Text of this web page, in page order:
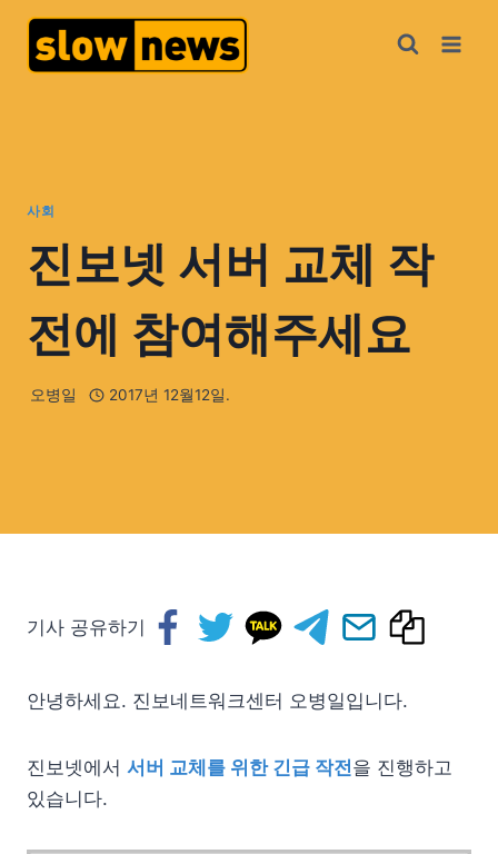
사회
진보넷 서버 교체 작
전에 참여해주세요
오병일 2017년 12월12일.
기사 공유하기
안녕하세요. 진보네트워크센터 오병일입니다.
진보넷에서 서버 교체를 위한 긴급 작전을 진행하고
있습니다.